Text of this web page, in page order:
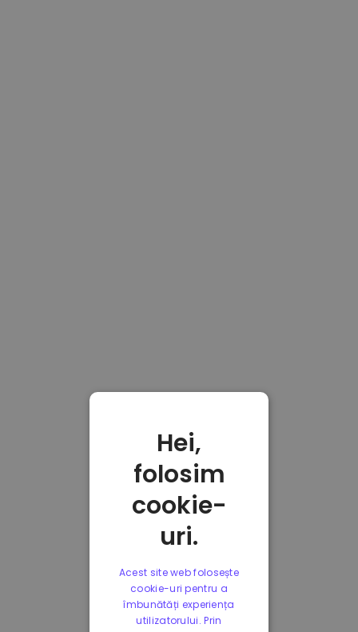
Hei,
folosim
cookie-
uri.
Acest site web folosește
cookie-uri pentru a
îmbunătăți experiența
utilizatorului. Prin